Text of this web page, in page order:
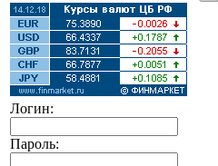
Логин:
Пароль: